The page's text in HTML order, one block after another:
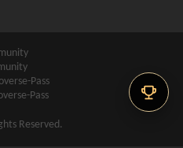
Pass
Pass
Reserved.